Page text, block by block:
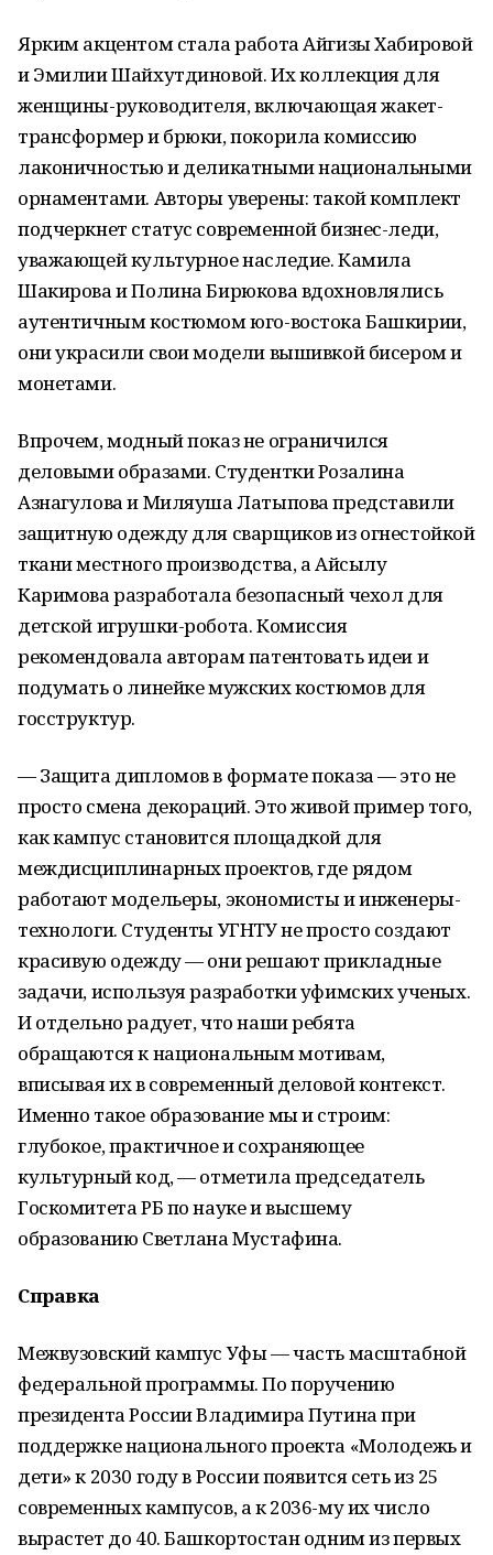
Ярким акцентом стала работа Айгизы Хабировой
и Эмилии Шайхутдиновой. Их коллекция для
женщины-руководителя, включающая жакет-
трансформер и брюки, покорила комиссию
лаконичностью и деликатными национальными
орнаментами. Авторы уверены: такой комплект
подчеркнет статус современной бизнес-леди,
уважающей культурное наследие. Камила
Шакирова и Полина Бирюкова вдохновлялись
аутентичным костюмом юго-востока Башкирии,
они украсили свои модели вышивкой бисером и
монетами.
Впрочем, модный показ не ограничился
деловыми образами. Студентки Розалина
Азнагулова и Миляуша Латыпова представили
защитную одежду для сварщиков из огнестойкой
ткани местного производства, а Айсылу
Каримова разработала безопасный чехол для
детской игрушки-робота. Комиссия
рекомендовала авторам патентовать идеи и
подумать о линейке мужских костюмов для
госструктур.
— Защита дипломов в формате показа — это не
просто смена декораций. Это живой пример того,
как кампус становится площадкой для
междисциплинарных проектов, где рядом
работают модельеры, экономисты и инженеры-
технологи. Студенты УГНТУ не просто создают
красивую одежду — они решают прикладные
задачи, используя разработки уфимских ученых.
И отдельно радует, что наши ребята
обращаются к национальным мотивам,
вписывая их в современный деловой контекст.
Именно такое образование мы и строим:
глубокое, практичное и сохраняющее
культурный код, — отметила председатель
Госкомитета РБ по науке и высшему
образованию Светлана Мустафина.
Справка
Межвузовский кампус Уфы — часть масштабной
федеральной программы. По поручению
президента России Владимира Путина при
поддержке национального проекта «Молодежь и
дети» к 2030 году в России появится сеть из 25
современных кампусов, а к 2036-му их число
вырастет до 40. Башкортостан одним из первых